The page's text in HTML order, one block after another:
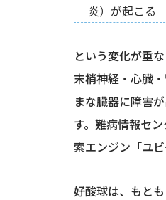
炎）が起こる
という変化が重
末梢神経・心臓
まな臓器に障害
す。難病情報セ
索エンジン「ユビ
好酸球は、もと